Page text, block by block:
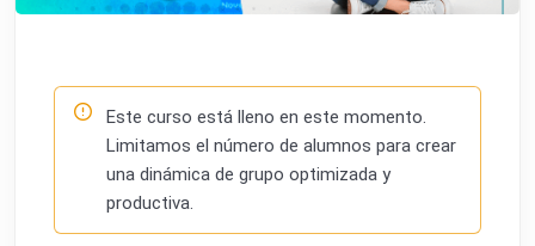
Este curso está lleno en este momento.
Limitamos el número de alumnos para crear
una dinámica de grupo optimizada y
productiva.